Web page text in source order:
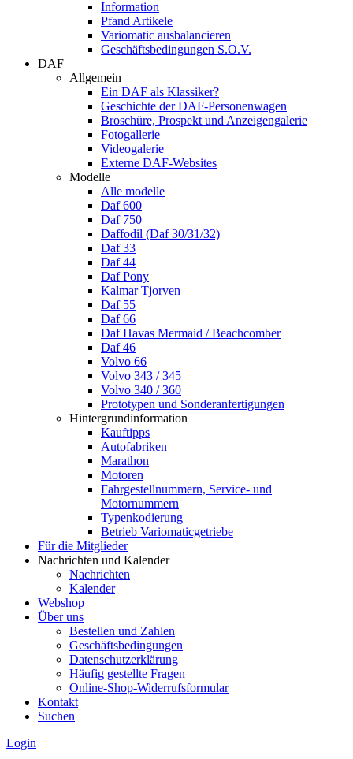
Information
Pfand Artikele
Variomatic ausbalancieren
Geschäftsbedingungen S.O.V.
DAF
Allgemein
Ein DAF als Klassiker?
Geschichte der DAF-Personenwagen
Broschüre, Prospekt und Anzeigengalerie
Fotogallerie
Videogalerie
Externe DAF-Websites
Modelle
Alle modelle
Daf 600
Daf 750
Daffodil (Daf 30/31/32)
Daf 33
Daf 44
Daf Pony
Kalmar Tjorven
Daf 55
Daf 66
Daf Havas Mermaid / Beachcomber
Daf 46
Volvo 66
Volvo 343 / 345
Volvo 340 / 360
Prototypen und Sonderanfertigungen
Hintergrundinformation
Kauftipps
Autofabriken
Marathon
Motoren
Fahrgestellnummern, Service- und
Motornummern
Typenkodierung
Betrieb Variomaticgetriebe
Für die Mitglieder
Nachrichten und Kalender
Nachrichten
Kalender
Webshop
Über uns
Bestellen und Zahlen
Geschäftsbedingungen
Datenschutzerklärung
Häufig gestellte Fragen
Online-Shop-Widerrufsformular
Kontakt
Suchen
Login